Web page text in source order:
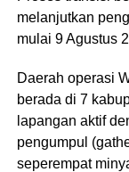
melanjutkan
mulai 9 Agustus
Daerah operasi
berada di 7
lapangan aktif
pengumpul
seperempat